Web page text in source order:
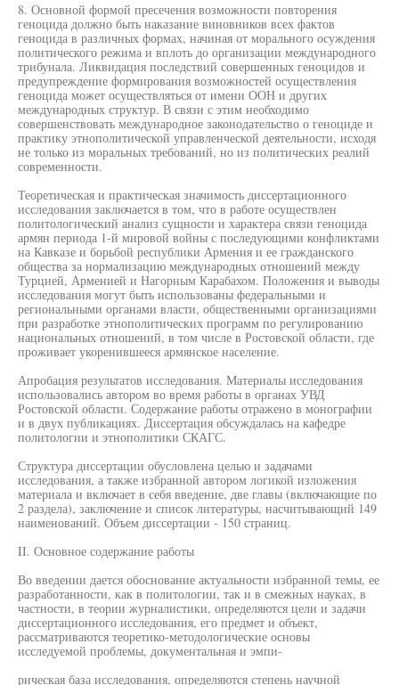
8. Основной формой пресечения возможности повторения
геноцида должно быть наказание виновников всех фактов
геноцида в различных формах, начиная от морального осуждения
политического режима и вплоть до организации международного
трибунала. Ликвидация последствий совершенных геноцидов и
предупреждение формирования возможностей осуществления
геноцида может осуществляться от имени ООН и других
международных структур. В связи с этим необходимо
совершенствовать международное законодательство о геноциде и
практику этнополитической управленческой деятельности, исходя
не только из моральных требований, но из политических реалий
современности.
Теоретическая и практическая значимость диссертационного
исследования заключается в том, что в работе осуществлен
политологический анализ сущности и характера связи геноцида
армян периода 1-й мировой войны с последующими конфликтами
на Кавказе и борьбой республики Армения и ее гражданского
общества за нормализацию международных отношений между
Турцией, Арменией и Нагорным Карабахом. Положения и выводы
исследования могут быть использованы федеральными и
региональными органами власти, общественными организациями
при разработке этнополитических программ по регулированию
национальных отношений, в том числе в Ростовской области, где
проживает укоренившееся армянское население.
Апробация результатов исследования. Материалы исследования
использовались автором во время работы в органах УВД
Ростовской области. Содержание работы отражено в монографии
и в двух публикациях. Диссертация обсуждалась на кафедре
политологии и этнополитики СКАГС.
Структура диссертации обусловлена целью и задачами
исследования, а также избранной автором логикой изложения
материала и включает в себя введение, две главы (включающие по
2 раздела), заключение и список литературы, насчитывающий 149
наименований. Объем диссертации - 150 страниц.
II. Основное содержание работы
Во введении дается обоснование актуальности избранной темы, ее
разработанности, как в политологии, так и в смежных науках, в
частности, в теории журналистики, определяются цели и задачи
диссертационного исследования, его предмет и объект,
рассматриваются теоретико-методологические основы
исследуемой проблемы, документальная и эмпи-
рическая база исследования, определяются степень научной